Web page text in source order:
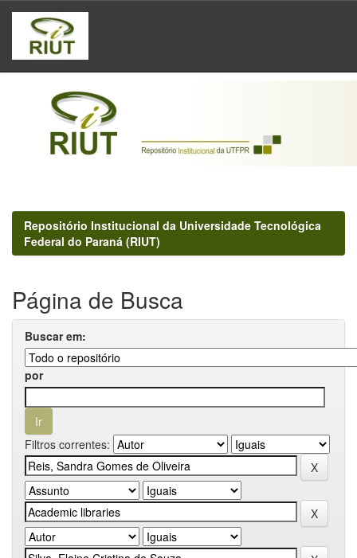
Skip
navigation
Repositório Institucional da Universidade Tecnológica
Federal do Paraná (RIUT)
Página de Busca
Buscar em:
por
Filtros correntes: